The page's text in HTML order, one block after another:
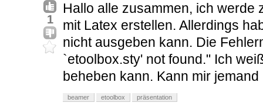
1
Hallo alle zusammen, ich werde
mit Latex erstellen. Allerdings
nicht ausgeben kann. Die
`etoolbox.sty' not found." Ich
beheben kann. Kann mir
beamer etoolbox präsentation